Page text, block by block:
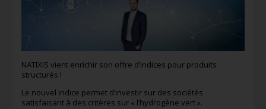
NATIXIS vient enrichir son offre d’indices pour produits
structurés !
Le nouvel indice permet d’investir sur des sociétés
satisfaisant à des critères sur « l’hydrogène vert ».